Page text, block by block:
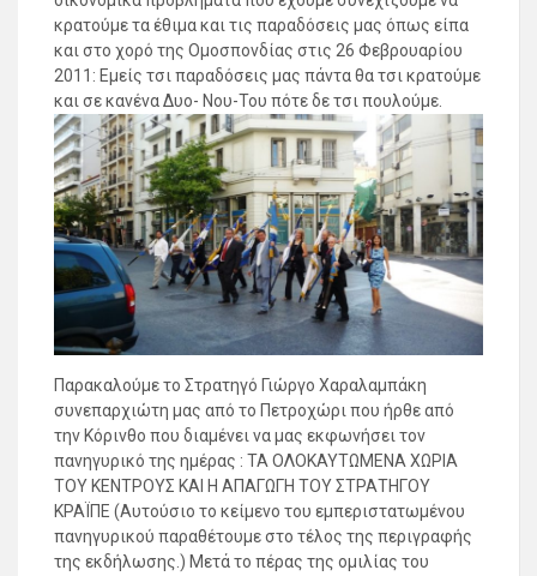
κρατούμε τα έθιμα και τις παραδόσεις μας όπως είπα
και στο χορό της Ομοσπονδίας στις 26 Φεβρουαρίου
2011: Εμείς τσι παραδόσεις μας πάντα θα τσι κρατούμε
και σε κανένα Δυο- Νου-Του πότε δε τσι πουλούμε.
Παρακαλούμε το Στρατηγό Γιώργο Χαραλαμπάκη
συνεπαρχιώτη μας από το Πετροχώρι που ήρθε από
την Κόρινθο που διαμένει να μας εκφωνήσει τον
πανηγυρικό της ημέρας : ΤΑ ΟΛΟΚΑΥΤΩΜΕΝΑ ΧΩΡΙΑ
ΤΟΥ ΚΕΝΤΡΟΥΣ ΚΑΙ Η ΑΠΑΓΩΓΗ ΤΟΥ ΣΤΡΑΤΗΓΟΥ
ΚΡΑΪΠΕ (Αυτούσιο το κείμενο του εμπεριστατωμένου
πανηγυρικού παραθέτουμε στο τέλος της περιγραφής
της εκδήλωσης.) Μετά το πέρας της ομιλίας του